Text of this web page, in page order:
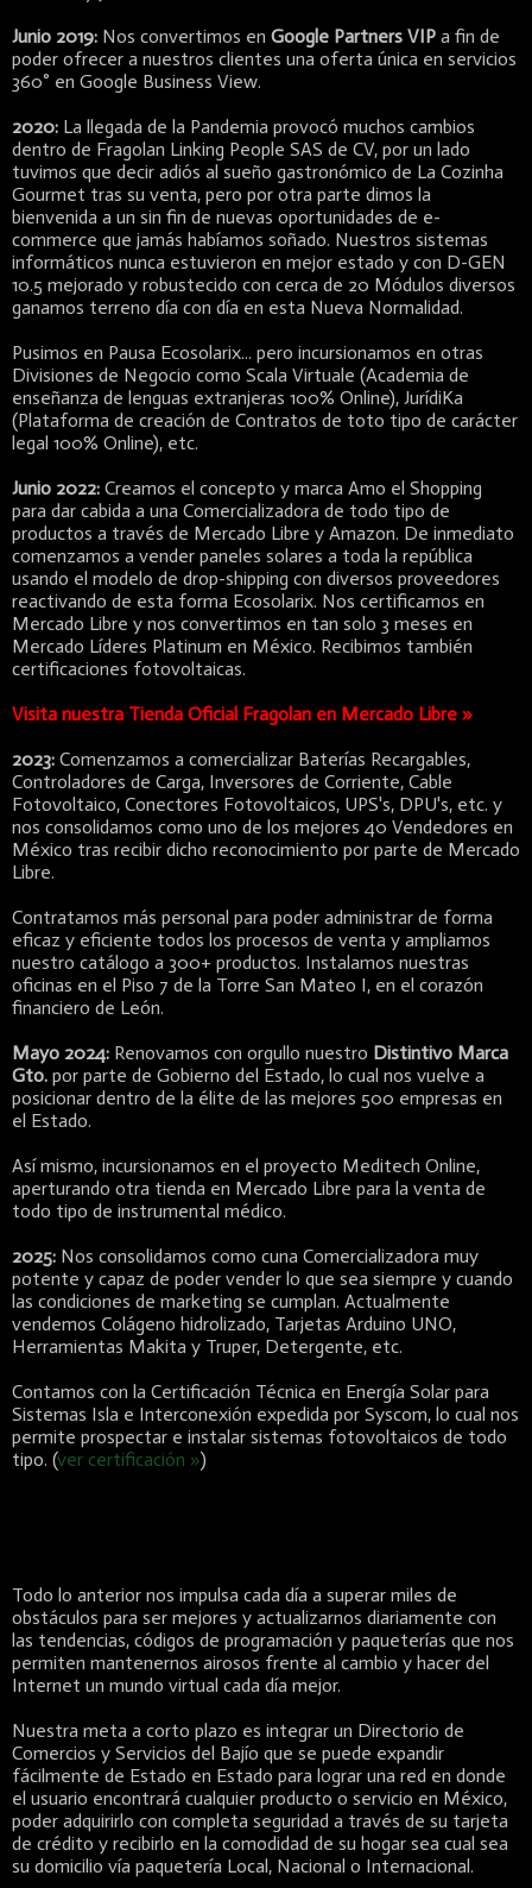
Junio 2019: Nos convertimos en Google Partners VIP a fin de
poder ofrecer a nuestros clientes una oferta única en servicios
360° en Google Business View.
2020: La llegada de la Pandemia provocó muchos cambios
dentro de Fragolan Linking People SAS de CV, por un lado
tuvimos que decir adiós al sueño gastronómico de La Cozinha
Gourmet tras su venta, pero por otra parte dimos la
bienvenida a un sin fin de nuevas oportunidades de e-
commerce que jamás habíamos soñado. Nuestros sistemas
informáticos nunca estuvieron en mejor estado y con D-GEN
10.5 mejorado y robustecido con cerca de 20 Módulos diversos
ganamos terreno día con día en esta Nueva Normalidad.
Pusimos en Pausa Ecosolarix... pero incursionamos en otras
Divisiones de Negocio como Scala Virtuale (Academia de
enseñanza de lenguas extranjeras 100% Online), JurídiKa
(Plataforma de creación de Contratos de toto tipo de carácter
legal 100% Online), etc.
Junio 2022: Creamos el concepto y marca Amo el Shopping
para dar cabida a una Comercializadora de todo tipo de
productos a través de Mercado Libre y Amazon. De inmediato
comenzamos a vender paneles solares a toda la república
usando el modelo de drop-shipping con diversos proveedores
reactivando de esta forma Ecosolarix. Nos certificamos en
Mercado Libre y nos convertimos en tan solo 3 meses en
Mercado Líderes Platinum en México. Recibimos también
certificaciones fotovoltaicas.
Visita nuestra Tienda Oficial Fragolan en Mercado Libre »
2023: Comenzamos a comercializar Baterías Recargables,
Controladores de Carga, Inversores de Corriente, Cable
Fotovoltaico, Conectores Fotovoltaicos, UPS's, DPU's, etc. y
nos consolidamos como uno de los mejores 40 Vendedores en
México tras recibir dicho reconocimiento por parte de Mercado
Libre.
Contratamos más personal para poder administrar de forma
eficaz y eficiente todos los procesos de venta y ampliamos
nuestro catálogo a 300+ productos. Instalamos nuestras
oficinas en el Piso 7 de la Torre San Mateo I, en el corazón
financiero de León.
Mayo 2024: Renovamos con orgullo nuestro Distintivo Marca
Gto. por parte de Gobierno del Estado, lo cual nos vuelve a
posicionar dentro de la élite de las mejores 500 empresas en
el Estado.
Así mismo, incursionamos en el proyecto Meditech Online,
aperturando otra tienda en Mercado Libre para la venta de
todo tipo de instrumental médico.
2025: Nos consolidamos como cuna Comercializadora muy
potente y capaz de poder vender lo que sea siempre y cuando
las condiciones de marketing se cumplan. Actualmente
vendemos Colágeno hidrolizado, Tarjetas Arduino UNO,
Herramientas Makita y Truper, Detergente, etc.
Contamos con la Certificación Técnica en Energía Solar para
Sistemas Isla e Interconexión expedida por Syscom, lo cual nos
permite prospectar e instalar sistemas fotovoltaicos de todo
tipo. (ver certificación »)
Todo lo anterior nos impulsa cada día a superar miles de
obstáculos para ser mejores y actualizarnos diariamente con
las tendencias, códigos de programación y paqueterías que nos
permiten mantenernos airosos frente al cambio y hacer del
Internet un mundo virtual cada día mejor.
Nuestra meta a corto plazo es integrar un Directorio de
Comercios y Servicios del Bajío que se puede expandir
fácilmente de Estado en Estado para lograr una red en donde
el usuario encontrará cualquier producto o servicio en México,
poder adquirirlo con completa seguridad a través de su tarjeta
de crédito y recibirlo en la comodidad de su hogar sea cual sea
su domicilio vía paquetería Local, Nacional o Internacional.